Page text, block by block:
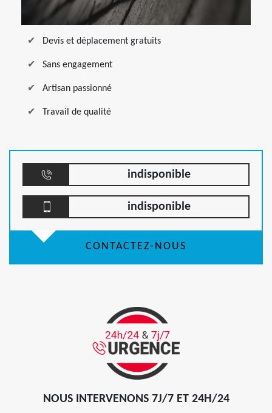
Devis et déplacement gratuits
Sans engagement
Artisan passionné
Travail de qualité
indisponible
indisponible
CONTACTEZ-NOUS
NOUS INTERVENONS 7J/7 ET 24H/24